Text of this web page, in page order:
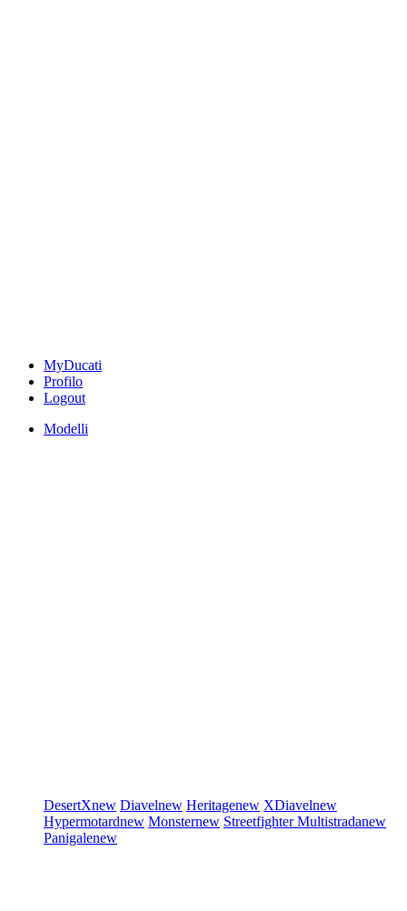
MyDucati
Profilo
Logout
Modelli
DesertXnew Diavelnew Heritagenew XDiavelnew
Hypermotardnew Monsternew StreetfighterMultistradanew
Panigalenew